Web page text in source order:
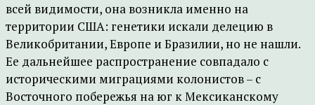
всей видимости, она возникла именно на
территории США: генетики искали делецию в
Великобритании, Европе и Бразилии, но не нашли.
Ее дальнейшее распространение совпадало с
историческими миграциями колонистов – с
Восточного побережья на юг к Мексиканскому